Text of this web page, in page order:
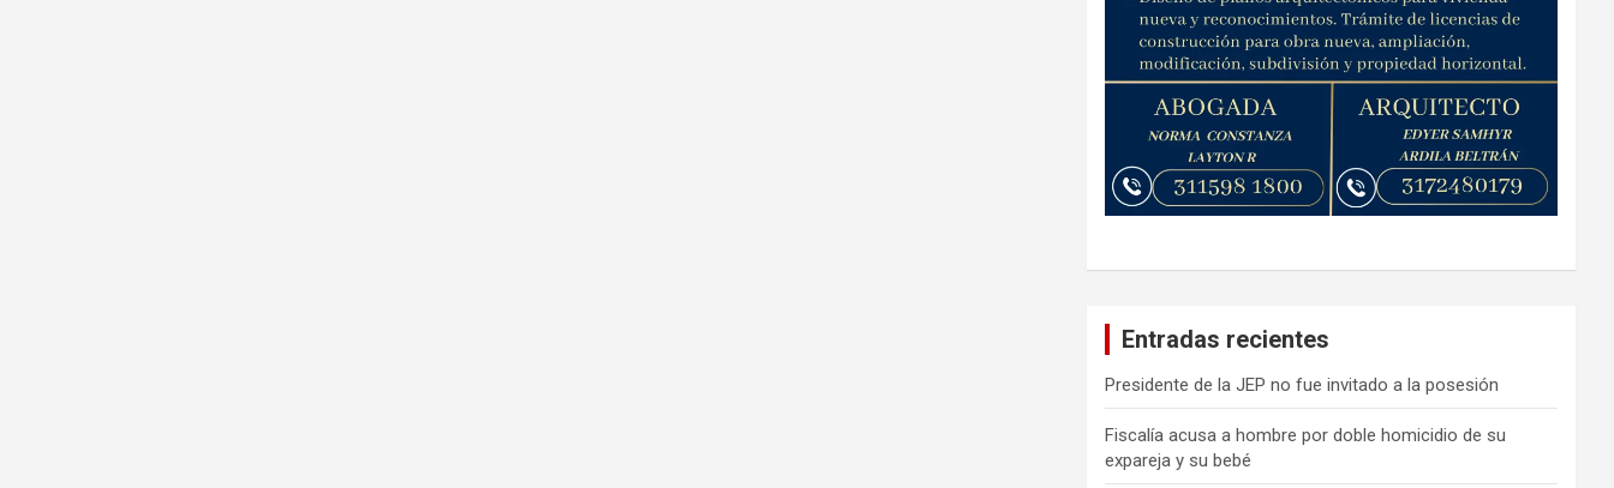
Entradas recientes
Presidente de la JEP no fue invitado a la posesión
Fiscalía acusa a hombre por doble homicidio de su
expareja y su bebé